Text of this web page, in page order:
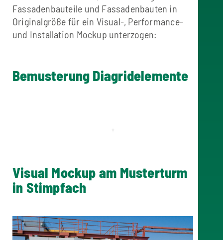
Fassadenbauteile und Fassadenbauten in
Originalgröße für ein Visual-, Performance-
und Installation Mockup unterzogen:
Bemusterung Diagridelemente
Visual Mockup am Musterturm
in Stimpfach